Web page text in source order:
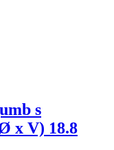
s
x V) 18.8